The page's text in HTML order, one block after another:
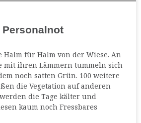
Halm für Halm von der Wiese. An
mit ihren Lämmern tummeln sich
noch satten Grün. 100 weitere
die Vegetation auf anderen
die Tage kälter und
kaum noch Fressbares